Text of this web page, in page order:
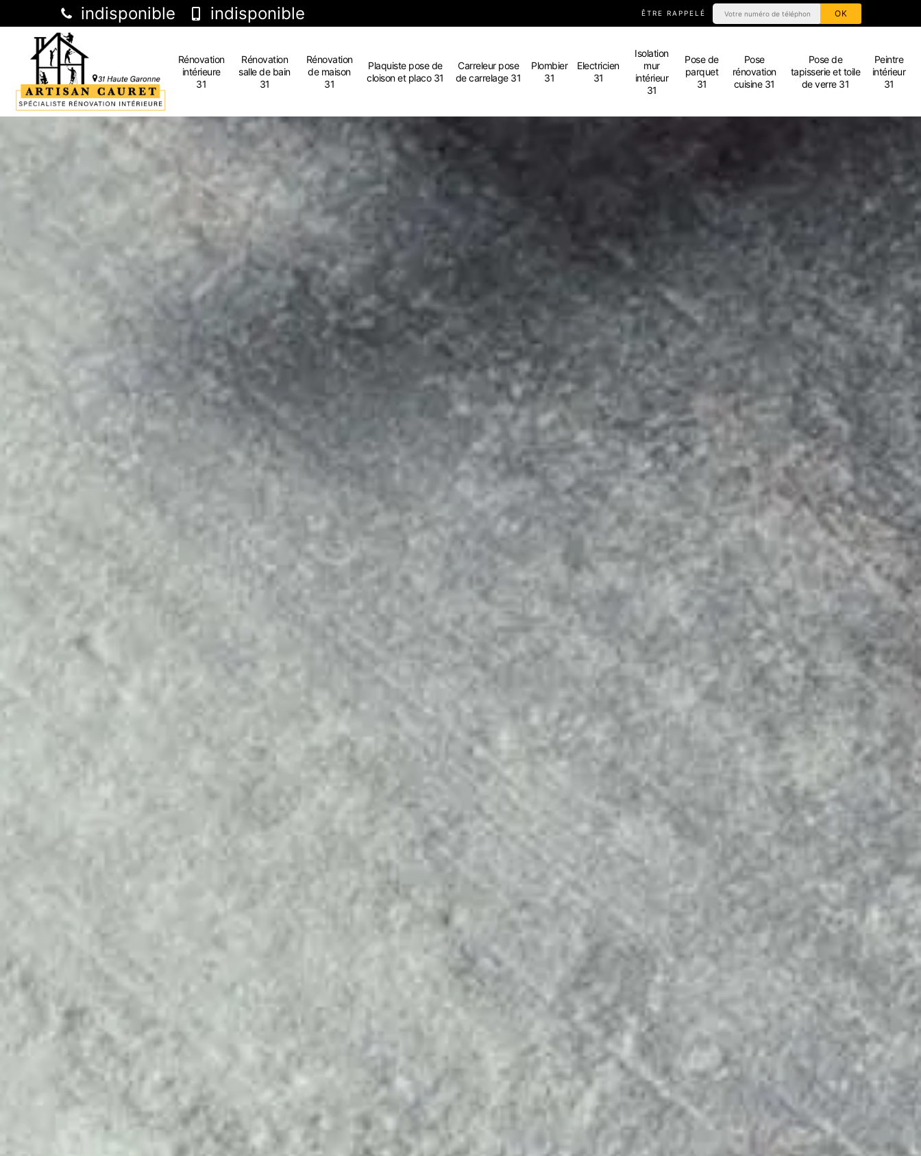
indisponible indisponible ÊTRE RAPPELÉ
Rénovation
intérieure
31
Rénovation
salle de bain
31
Rénovation
de maison
31
Plaquiste pose de
cloison et placo 31
Carreleur pose
de carrelage 31
Plombier
31
Electricien
31
Isolation
mur
intérieur
31
Pose de
parquet
31
Pose
rénovation
cuisine 31
Pose de
tapisserie et toile
de verre 31
Peintre
intérieur
31